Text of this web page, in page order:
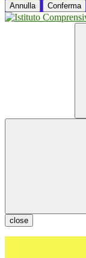
Annulla Conferma
close